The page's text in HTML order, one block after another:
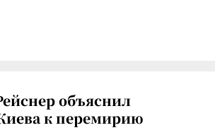
объяснил
к перемирию